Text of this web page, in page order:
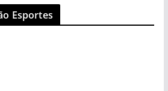
Esportes